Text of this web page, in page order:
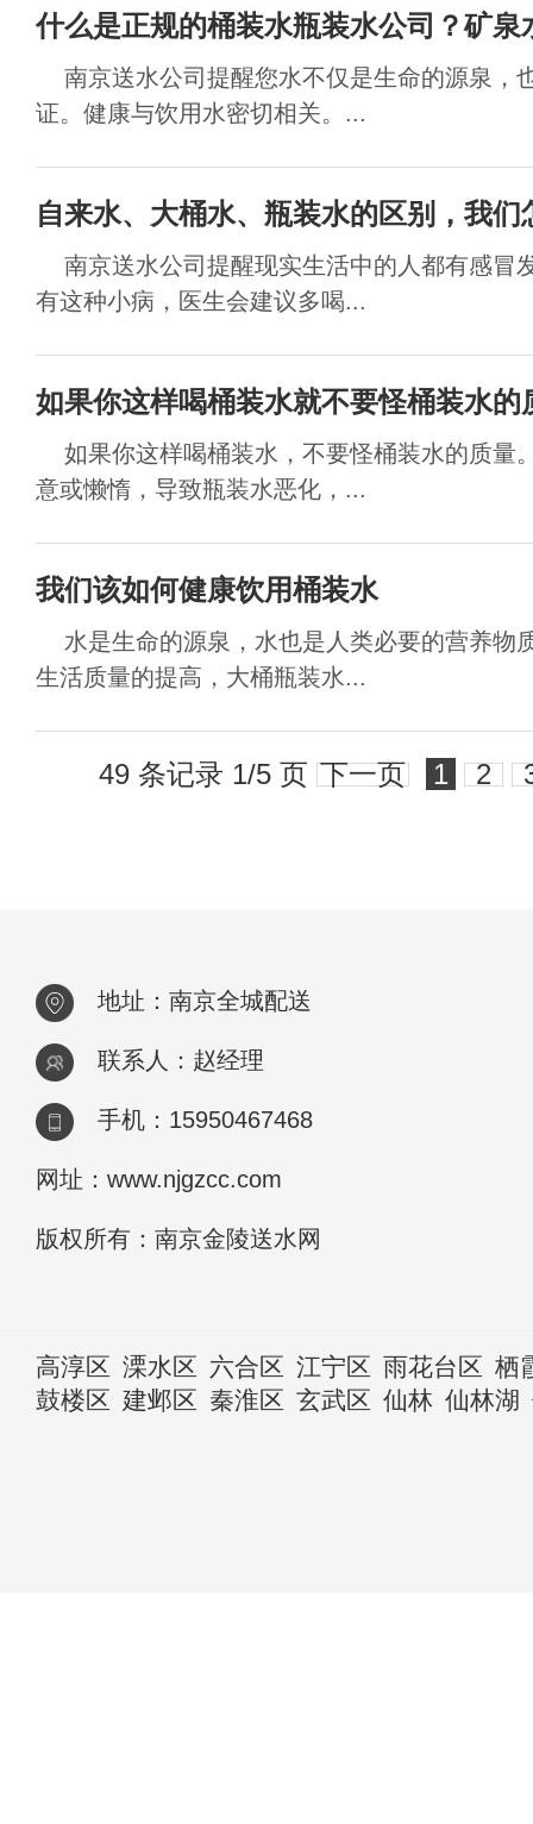
什么是正规的桶装水瓶装水公司？矿泉
南京送水公司提醒您水不仅是生命的源泉，
证。健康与饮用水密切相关。...
自来水、大桶水、瓶装水的区别，我们
南京送水公司提醒现实生活中的人都有感冒
有这种小病，医生会建议多喝...
如果你这样喝桶装水​就不要怪桶装水的
如果你这样喝桶装水，不要怪桶装水的质量
意或懒惰，导致瓶装水恶化，...
我们该如何健康饮用桶装水
水是生命的源泉，水也是人类必要的营养物
生活质量的提高，大桶瓶装水...
49 条记录 1/5 页 下一页 1 2
地址：南京全城配送
联系人：赵经理
手机：15950467468
网址：www.njgzcc.com
版权所有：南京金陵送水网
高淳区 溧水区 六合区 江宁区 雨花台区 栖
鼓楼区 建邺区 秦淮区 玄武区 仙林 仙林湖